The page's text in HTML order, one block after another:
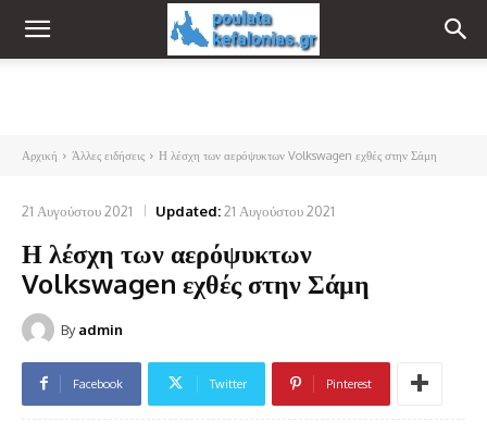
Αρχική Άλλες ειδήσεις Η λέσχη των αερόψυκτων Volkswagen εχθές στην Σάμη
21 Αυγούστου 2021 Updated:21 Αυγούστου 2021
Η λέσχη των αερόψυκτων
Volkswagen εχθές στην Σάμη
By admin
Facebook Twitter Pinterest